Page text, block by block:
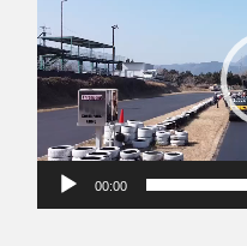
レ
ー
ヤ
ー
00:00